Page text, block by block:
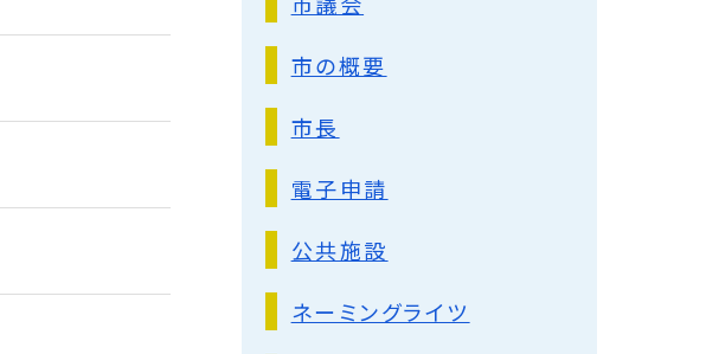
市の概要
市長
電子申請
公共施設
ネーミングライツ